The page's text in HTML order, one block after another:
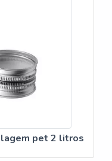
e melhor
na Avery é
busca
encontram
e tampas para potes
a satisfação
singular, por
qualificados.
a diferença no
pet 2 litros